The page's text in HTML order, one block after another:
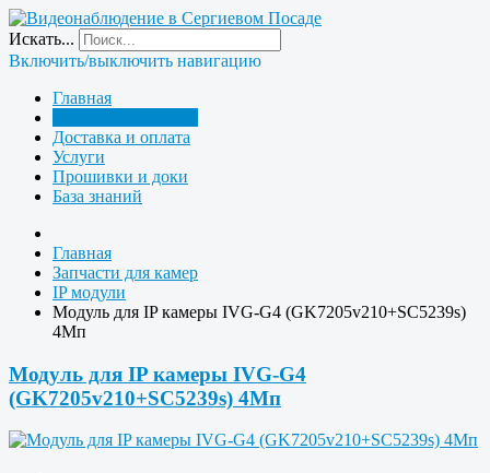
Искать...
Включить/выключить навигацию
Главная
Доставка и оплата
Услуги
Прошивки и доки
База знаний
Главная
Запчасти для камер
IP модули
Модуль для IP камеры IVG-G4 (GK7205v210+SC5239s)
4Мп
Модуль для IP камеры IVG-G4
(GK7205v210+SC5239s) 4Мп